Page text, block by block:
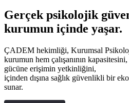
Gerçek psikolojik
kurumun içinde yaşar.
ÇADEM hekimliği, Kurumsal
kurumun hem çalışanının
gücüne erişimin yetkinliğini,
içinden dışına sağlık güvenlikli bir
sunar.